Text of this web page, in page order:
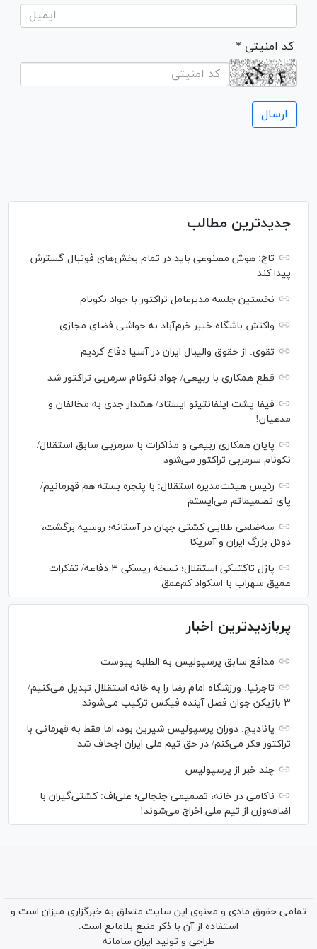
* کد امنیتی
جدیدترین مطالب
تاج: هوش مصنوعی باید در تمام بخش‌های فوتبال گسترش
پیدا کند
نخستین جلسه مدیرعامل تراکتور با جواد نکونام
واکنش باشگاه خیبر خرم‌آباد به حواشی فضای مجازی
تقوی: از حقوق والیبال ایران در آسیا دفاع کردیم
قطع همکاری با ربیعی/ جواد نکونام سرمربی تراکتور شد
فیفا پشت اینفانتینو ایستاد/ هشدار جدی به مخالفان و
مدعیان!
پایان همکاری ربیعی و مذاکرات با سرمربی سابق استقلال/
نکونام سرمربی تراکتور می‌شود
رئیس هیئت‌مدیره استقلال: با پنجره بسته هم قهرمانیم/
پای تصمیماتم می‌ایستم
سه‌ضلعی طلایی کشتی جهان در آستانه؛ روسیه برگشت،
دوئل بزرگ ایران و آمریکا
پازل تاکتیکی استقلال؛ نسخه ریسکی ۳ دفاعه/ تفکرات
عمیق سهراب با اسکواد کم‌عمق
پربازدیدترین اخبار
مدافع سابق پرسپولیس به الطلبه پیوست
تاجرنیا: ورزشگاه امام رضا را به خانه استقلال تبدیل می‌کنیم/
۳ بازیکن جوان فصل آینده فیکس ترکیب می‌شوند
پانادیچ: دوران پرسپولیس شیرین بود، اما فقط به قهرمانی با
تراکتور فکر می‌کنم/ در حق تیم ملی ایران اجحاف شد
چند خبر از پرسپولیس
ناکامی در خانه، تصمیمی جنجالی؛ علی‌اف: کشتی‌گیران با
اضافه‌وزن از تیم ملی اخراج می‌شوند!
تمامی حقوق مادی و معنوی این سایت متعلق به خبرگزاری میزان است و
استفاده از آن با ذکر منبع بلامانع است.
طراحی و تولید ایران سامانه